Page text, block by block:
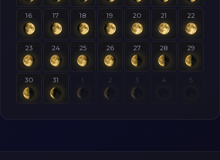
16 17 18 19 20 21 22
23 24 25 26 27 28 29
30 31 1 2 3 4 5